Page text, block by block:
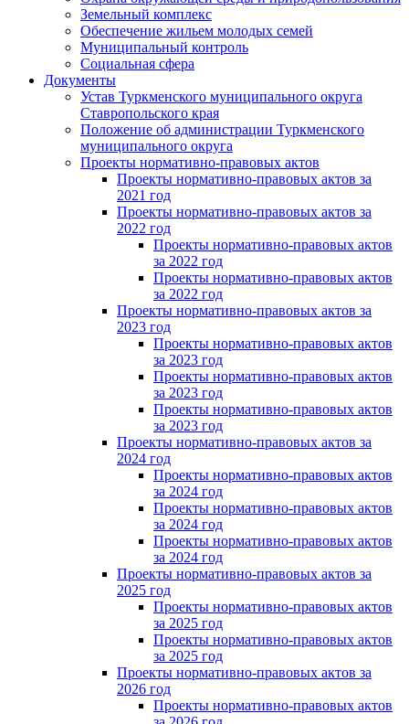
Земельный комплекс
Обеспечение жильем молодых семей
Муниципальный контроль
Социальная сфера
Документы
Устав Туркменского муниципального округа
Ставропольского края
Положение об администрации Туркменского
муниципального округа
Проекты нормативно-правовых актов
Проекты нормативно-правовых актов за
2021 год
Проекты нормативно-правовых актов за
2022 год
Проекты нормативно-правовых актов
за 2022 год
Проекты нормативно-правовых актов
за 2022 год
Проекты нормативно-правовых актов за
2023 год
Проекты нормативно-правовых актов
за 2023 год
Проекты нормативно-правовых актов
за 2023 год
Проекты нормативно-правовых актов
за 2023 год
Проекты нормативно-правовых актов за
2024 год
Проекты нормативно-правовых актов
за 2024 год
Проекты нормативно-правовых актов
за 2024 год
Проекты нормативно-правовых актов
за 2024 год
Проекты нормативно-правовых актов за
2025 год
Проекты нормативно-правовых актов
за 2025 год
Проекты нормативно-правовых актов
за 2025 год
Проекты нормативно-правовых актов за
2026 год
Проекты нормативно-правовых актов